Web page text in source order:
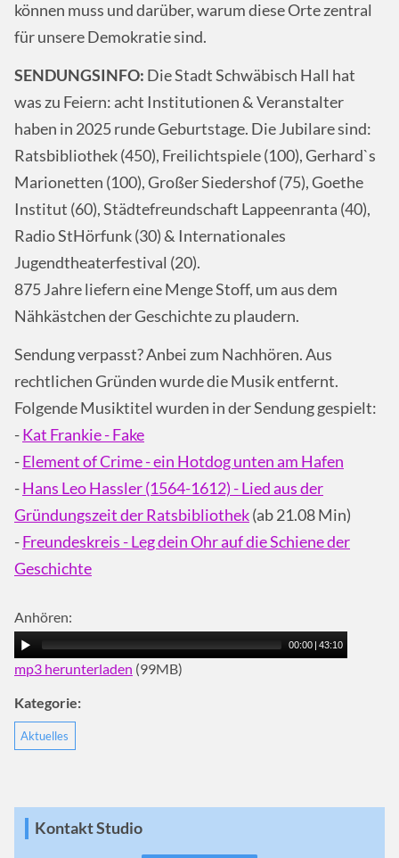
können muss und darüber, warum diese Orte zentral
für unsere Demokratie sind.
SENDUNGSINFO: Die Stadt Schwäbisch Hall hat
was zu Feiern: acht Institutionen & Veranstalter
haben in 2025 runde Geburtstage. Die Jubilare sind:
Ratsbibliothek (450), Freilichtspiele (100), Gerhard`s
Marionetten (100), Großer Siedershof (75), Goethe
Institut (60), Städtefreundschaft Lappeenranta (40),
Radio StHörfunk (30) & Internationales
Jugendtheaterfestival (20).
875 Jahre liefern eine Menge Stoff, um aus dem
Nähkästchen der Geschichte zu plaudern.
Sendung verpasst? Anbei zum Nachhören. Aus
rechtlichen Gründen wurde die Musik entfernt.
Folgende Musiktitel wurden in der Sendung gespielt:
-Kat Frankie - Fake
-Element of Crime - ein Hotdog unten am Hafen
-Hans Leo Hassler (1564-1612) - Lied aus der
Gründungszeit der Ratsbibliothek(ab 21.08 Min)
-Freundeskreis - Leg dein Ohr auf die Schiene der
Geschichte
Anhören:
00:00 | 43:10
mp3 herunterladen (99MB)
Kategorie:
Aktuelles
Kontakt Studio